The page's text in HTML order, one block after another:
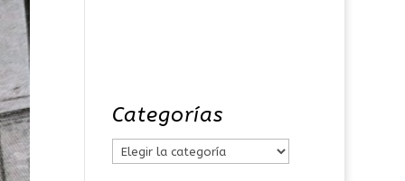
Categorías
C